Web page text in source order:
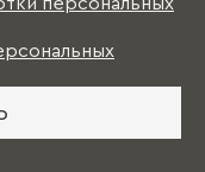
персональных